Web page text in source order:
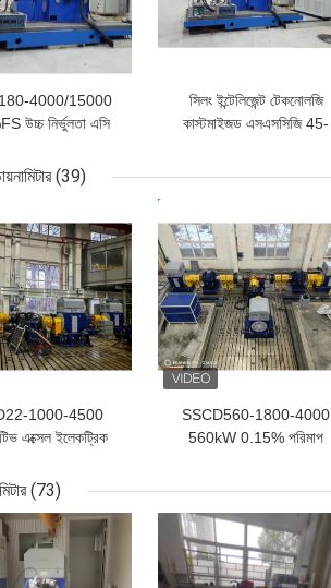
4000/15000
উচ্চ নির্ভুলতা এসি
টেস্ট বেঞ্চ
সিলং ইন্টেলিজেন্ট টেকনোলজি
কাস্টমাইজড এসএসসিজি 45-
(39)
1000-4500
এক্সেল ইলেকট্রিক
SSCD560-1800-4000
560kW 0.15% পরিমাপ
(73)
ভালো দাম